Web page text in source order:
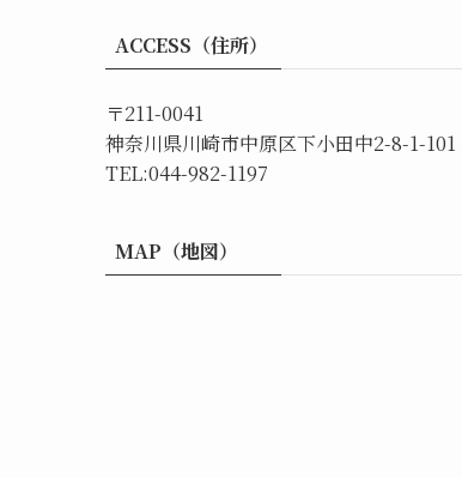
ACCESS（住所）
〒211-0041
神奈川県川崎市中原区下小田中2-8-1-101
TEL:044-982-1197
MAP（地図）